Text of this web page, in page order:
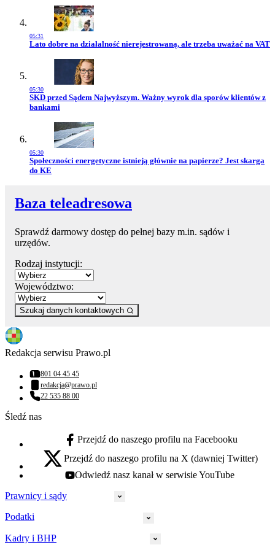
05:31
Przejdź do artykułu:
Lato dobre na działalność nierejestrowaną, ale trzeba uważać na VAT
05:30
Przejdź do artykułu:
SKD przed Sądem Najwyższym. Ważny wyrok dla sporów klientów z
bankami
05:30
Przejdź do artykułu:
Społeczności energetyczne istnieją głównie na papierze? Jest skarga
do KE
Baza teleadresowa
Sprawdź darmowy dostęp do pełnej bazy m.in. sądów i
urzędów.
Rodzaj instytucji:
Województwo:
Szukaj danych kontaktowych
Redakcja serwisu Prawo.pl
Numer telefonu:
801 04 45 45
Adres email:
redakcja@prawo.pl
Numer telefonu:
22 535 88 00
Śledź nas
facebook - otwiera się w nowej karcie
Przejdź do naszego profilu na Facebooku
x - otwiera się w nowej karcie
Przejdź do naszego profilu na X (dawniej Twitter)
youtube - otwiera się w nowej karcie
Odwiedź nasz kanał w serwisie YouTube
Prawnicy i sądy
Prawnicy
Podatki
Kadry i BHP